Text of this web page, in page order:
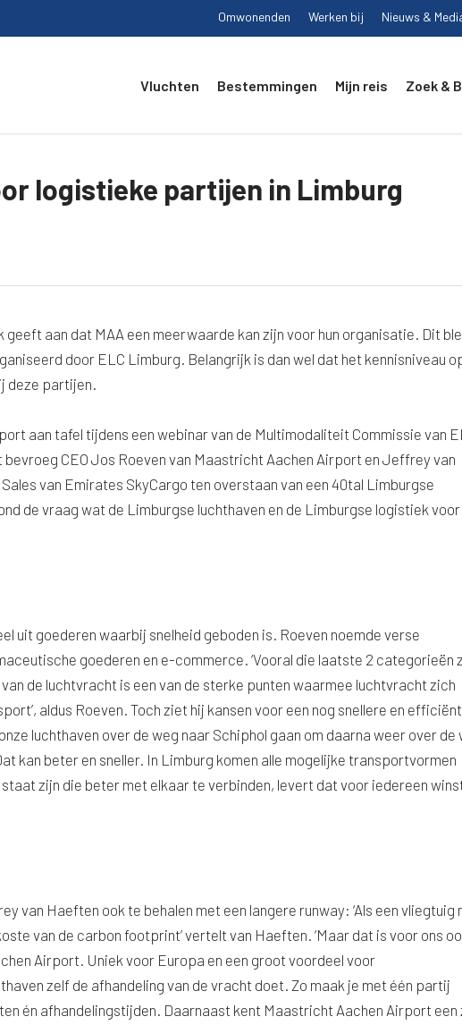
Omwonenden Werken bij Nieuws &
Vluchten Bestemmingen Mijn reis Zoek &
logistieke partijen in Limburg
aan dat MAA een meerwaarde kan zijn voor hun organisatie. Dit
door ELC Limburg. Belangrijk is dan wel dat het kennisniveau
deze partijen.
aan tafel tijdens een webinar van de Multimodaliteit Commissie van
CEO Jos Roeven van Maastricht Aachen Airport en Jeffrey van
van Emirates SkyCargo ten overstaan van een 40tal Limburgse
de vraag wat de Limburgse luchthaven en de Limburgse logistiek voor
uit goederen waarbij snelheid geboden is. Roeven noemde verse
goederen en e-commerce. ‘Vooral die laatste 2 categorieën
de luchtvracht is een van de sterke punten waarmee luchtvracht zich
aldus Roeven. Toch ziet hij kansen voor een nog snellere en
luchthaven over de weg naar Schiphol gaan om daarna weer over de
kan beter en sneller. In Limburg komen alle mogelijke transportvormen
zijn die beter met elkaar te verbinden, levert dat voor iedereen
van Haeften ook te behalen met een langere runway: ‘Als een vliegtuig
van de carbon footprint’ vertelt van Haeften. ‘Maar dat is voor ons
Airport. Uniek voor Europa en een groot voordeel voor
zelf de afhandeling van de vracht doet. Zo maak je met één partij
én afhandelingstijden. Daarnaast kent Maastricht Aachen Airport een